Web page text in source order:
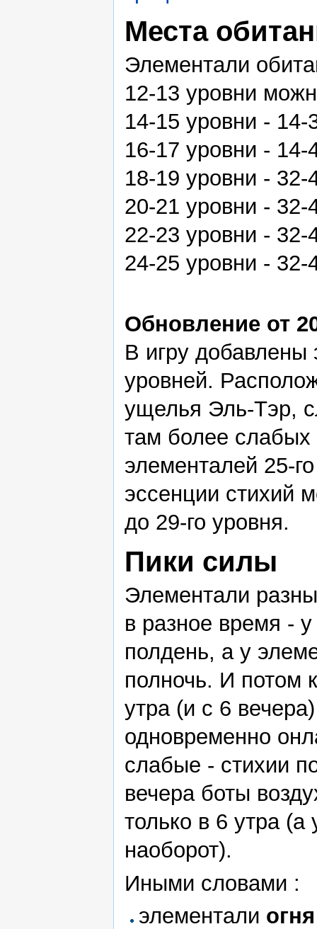
Места
Элементали
12-13 уровни
14-15 уровни - 14-
16-17 уровни - 14-
18-19 уровни - 32-
20-21 уровни - 32-
22-23 уровни - 32-
24-25 уровни - 32-
Обновление от
В игру добавлены
уровней.
ущелья Эль-Тэр,
там более
элементалей 25-
эссенции стихий
до 29-го уровня.
Пики силы
Элементали
в разное время -
полдень, а у
полночь. И потом
утра (и с 6
одновременно
слабые - стихии
вечера боты
только в 6 утра
наоборот).
Иными словами :
элементали